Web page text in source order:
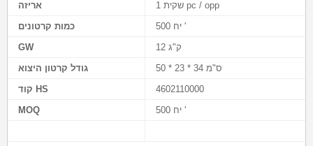
אריזה
שקית 1 pc / opp
כמות קרטונים
500 יח '
GW
12 ק"ג
גודל קרטון היצוא
50 * 23 * 34 ס"מ
קוד HS
4602110000
MOQ
500 יח '